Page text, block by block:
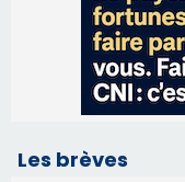
Les brèves